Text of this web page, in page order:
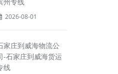
2026-08-01
家庄到威海物流公
-石家庄到威海货运
线